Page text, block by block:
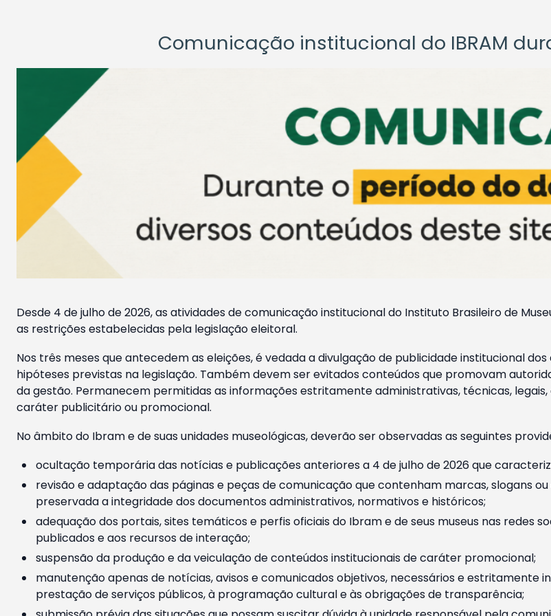
Comunicação institucional do IBRAM
Desde 4 de julho de 2026, as atividades de comunicação institucional do Instituto Brasileiro de
as restrições estabelecidas pela legislação eleitoral.
Nos três meses que antecedem as eleições, é vedada a divulgação de publicidade institucional
hipóteses previstas na legislação. Também devem ser evitados conteúdos que promovam
da gestão. Permanecem permitidas as informações estritamente administrativas, técnicas,
caráter publicitário ou promocional.
No âmbito do Ibram e de suas unidades museológicas, deverão ser observadas as seguintes
ocultação temporária das notícias e publicações anteriores a 4 de julho de 2026 que
revisão e adaptação das páginas e peças de comunicação que contenham marcas, slogans
preservada a integridade dos documentos administrativos, normativos e históricos;
adequação dos portais, sites temáticos e perfis oficiais do Ibram e de seus museus nas redes
publicados e aos recursos de interação;
suspensão da produção e da veiculação de conteúdos institucionais de caráter promocional;
manutenção apenas de notícias, avisos e comunicados objetivos, necessários e estritamente
prestação de serviços públicos, à programação cultural e às obrigações de transparência;